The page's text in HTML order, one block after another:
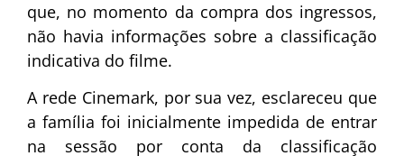
que, no momento da compra dos ingressos,
não havia informações sobre a classificação
indicativa do filme.
A rede Cinemark, por sua vez, esclareceu que
a família foi inicialmente impedida de entrar
na sessão por conta da classificação